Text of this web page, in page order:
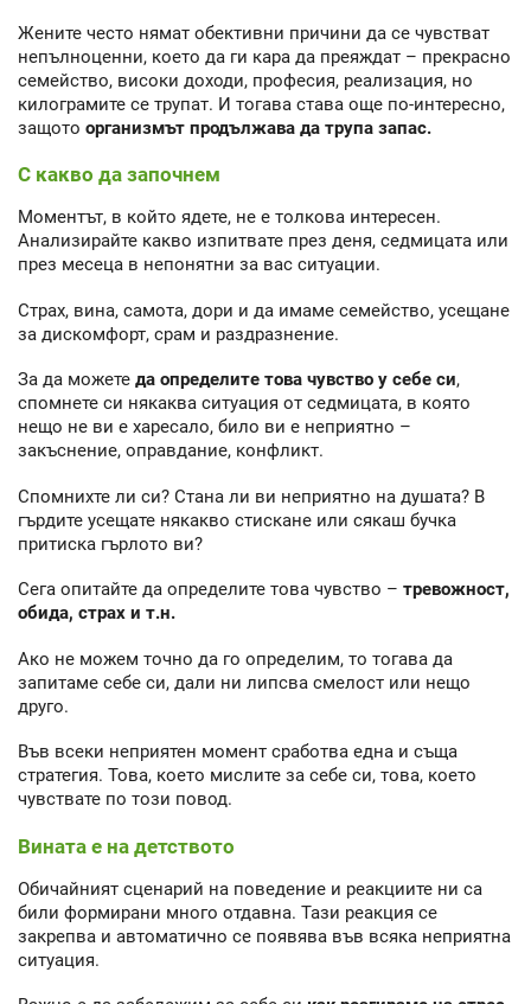
Жените често нямат обективни причини да се чувстват
непълноценни, което да ги кара да преяждат – прекрасно
семейство, високи доходи, професия, реализация, но
килограмите се трупат. И тогава става още по-интересно,
защото организмът продължава да трупа запас.
С какво да започнем
Моментът, в който ядете, не е толкова интересен.
Анализирайте какво изпитвате през деня, седмицата или
през месеца в непонятни за вас ситуации.
Страх, вина, самота, дори и да имаме семейство, усещане
за дискомфорт, срам и раздразнение.
За да можете да определите това чувство у себе си,
спомнете си някаква ситуация от седмицата, в която
нещо не ви е харесало, било ви е неприятно –
закъснение, оправдание, конфликт.
Спомнихте ли си? Стана ли ви неприятно на душата? В
гърдите усещате някакво стискане или сякаш бучка
притиска гърлото ви?
Сега опитайте да определите това чувство – тревожност,
обида, страх и т.н.
Ако не можем точно да го определим, то тогава да
запитаме себе си, дали ни липсва смелост или нещо
друго.
Във всеки неприятен момент сработва една и съща
стратегия. Това, което мислите за себе си, това, което
чувствате по този повод.
Вината е на детството
Обичайният сценарий на поведение и реакциите ни са
били формирани много отдавна. Тази реакция се
закрепва и автоматично се появява във всяка неприятна
ситуация.